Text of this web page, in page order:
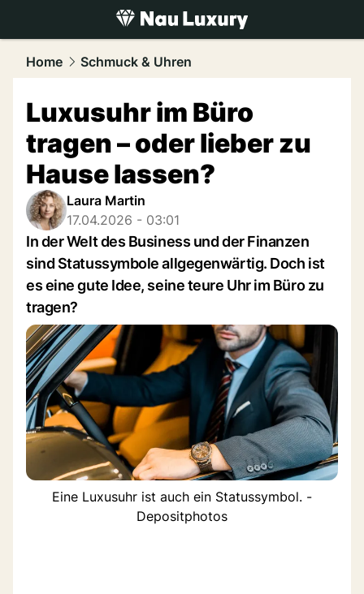
luxury.NAU.ch
Home Schmuck & Uhren
Luxusuhr im Büro
tragen – oder lieber zu
Hause lassen?
Laura Martin
17.04.2026 - 03:01
In der Welt des Business und der Finanzen
sind Statussymbole allgegenwärtig. Doch ist
es eine gute Idee, seine teure Uhr im Büro zu
tragen?
Eine Luxusuhr ist auch ein Statussymbol. -
Depositphotos